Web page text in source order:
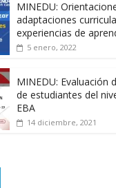
MINEDU:
adaptaciones
experiencias de
5 enero, 2022
MINEDU: Evaluación
de estudiantes del
EBA
14 diciembre, 2021